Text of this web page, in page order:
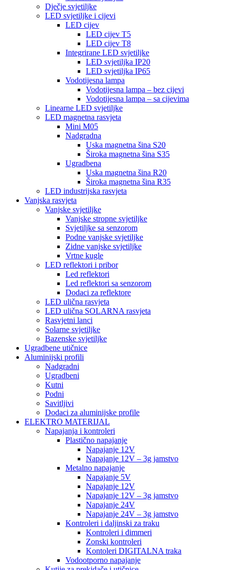
Dječje svjetiljke
LED svjetiljke i cijevi
LED cijev
LED cijev T5
LED cijev T8
Integrirane LED svjetiljke
LED svjetiljka IP20
LED svjetiljka IP65
Vodotijesna lampa
Vodotijesna lampa – bez cijevi
Vodotijesna lampa – sa cijevima
Linearne LED svjetiljke
LED magnetna rasvjeta
Mini M05
Nadgradna
Uska magnetna šina S20
Široka magnetna šina S35
Ugradbena
Uska magnetna šina R20
Široka magnetna šina R35
LED industrijska rasvjeta
Vanjska rasvjeta
Vanjske svjetiljke
Vanjske stropne svjetiljke
Svjetiljke sa senzorom
Podne vanjske svjetiljke
Zidne vanjske svjetiljke
Vrtne kugle
LED reflektori i pribor
Led reflektori
Led reflektori sa senzorom
Dodaci za reflektore
LED ulična rasvjeta
LED ulična SOLARNA rasvjeta
Rasvjetni lanci
Solarne svjetiljke
Bazenske svjetiljke
Ugradbene utičnice
Aluminijski profili
Nadgradni
Ugradbeni
Kutni
Podni
Savitljivi
Dodaci za aluminijske profile
ELEKTRO MATERIJAL
Napajanja i kontroleri
Plastično napajanje
Napajanje 12V
Napajanje 12V – 3g jamstvo
Metalno napajanje
Napajanje 5V
Napajanje 12V
Napajanje 12V – 3g jamstvo
Napajanje 24V
Napajanje 24V – 3g jamstvo
Kontroleri i daljinski za traku
Kontroleri i dimmeri
Zonski kontroleri
Kontoleri DIGITALNA traka
Vodootporno napajanje